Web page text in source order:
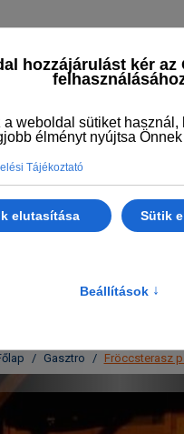
PANORÁMA
TÓ LEGSZEBB
FRISSÍTŐ PONTJA
Gasztro Fröccsterasz